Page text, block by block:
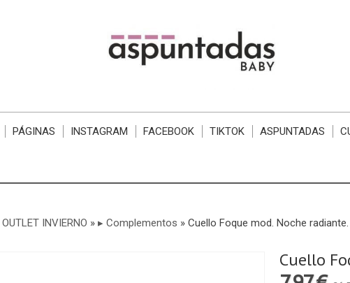
PÁGINAS INSTAGRAM FACEBOOK TIKTOK ASPUNTADAS
OUTLET INVIERNO » ▸ Complementos » Cuello Foque mod. Noche radiante.
Cuello